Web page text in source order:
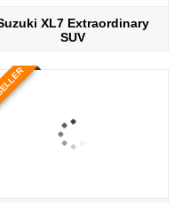
XL7 Extraordinary
SUV